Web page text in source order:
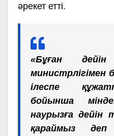
әрекет етті.
«Бұған
министрлігімен
ілеспе
бойынша
наурызға дейін
қараймыз